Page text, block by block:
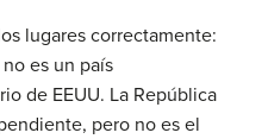
lugares correctamente:
es un país
de EEUU. La República
pero no es el